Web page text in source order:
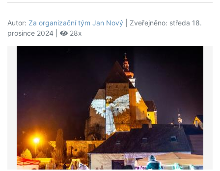
Autor: Za organizační tým Jan Nový | Zveřejněno: středa 18.
prosince 2024 |
28x